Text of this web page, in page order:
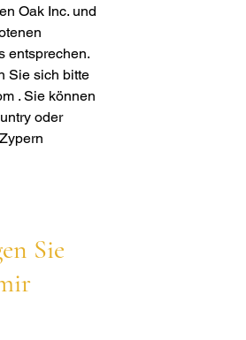
Oak Inc. und
entsprechen.
Sie sich bitte
. Sie können
oder
Sie